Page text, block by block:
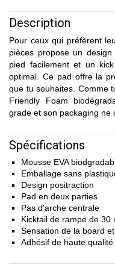
Description
Pour ceux qui préfèrent
pièces propose un
pied facilement et un
optimal. Ce pad offre la
que tu souhaites. Comme
Friendly Foam
grade et son packaging ne
Spécifications
Mousse EVA
Emballage sans
Design positraction
Pad en deux parties
Pas d'arche centrale
Kicktail de rampe de 30
Sensation de la board
Adhésif de haute qualité